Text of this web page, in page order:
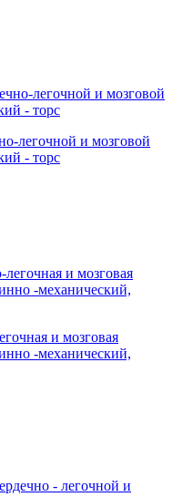
легочной и мозговой
- торс
и мозговая
-механический,